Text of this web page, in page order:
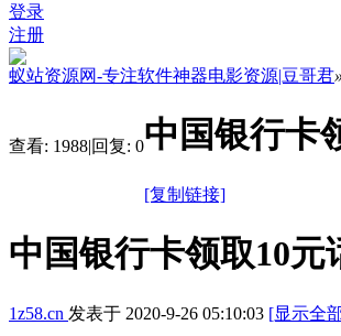
登录
注册
蚁站资源网-专注软件神器电影资源|豆哥君»
查看: 1988|回复: 0中国银行卡
[复制链接]
中国银行卡领取10元
1z58.cn 发表于 2020-9-26 05:10:03 [显示全